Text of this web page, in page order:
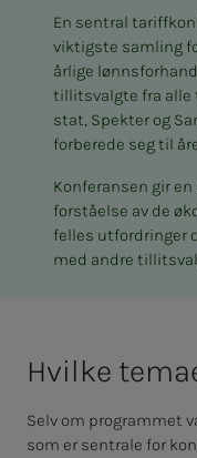
En sentral
viktigste samling
årlige
tillitsvalgte fra alle
stat, Spekter og
forberede seg til
Konferansen gir
forståelse av de
felles utfordringer
med andre
Hvil­­­ke
Selv om programmet
som er sentrale for